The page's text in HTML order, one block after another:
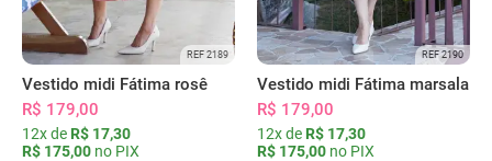
REF 2189
Vestido midi Fátima rosê
R$ 179,00
12x de R$ 17,30
R$ 175,00 no PIX
REF 2190
Vestido midi Fátima marsala
R$ 179,00
12x de R$ 17,30
R$ 175,00 no PIX